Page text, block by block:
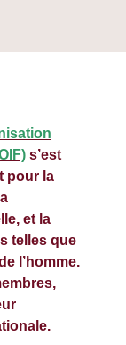
s’est
pour la
et la
telles que
l’homme.